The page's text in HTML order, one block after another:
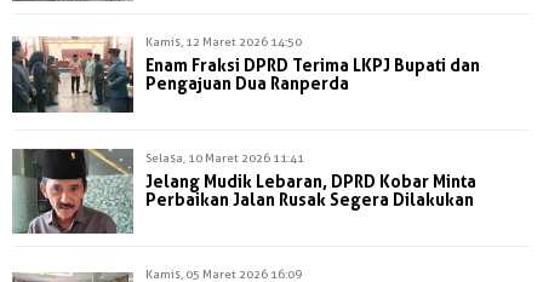
Kamis, 12 Maret 2026 14:50
Enam Fraksi DPRD Terima LKPJ Bupati dan
Pengajuan Dua Ranperda
Selasa, 10 Maret 2026 11:41
Jelang Mudik Lebaran, DPRD Kobar Minta
Perbaikan Jalan Rusak Segera Dilakukan
Kamis, 05 Maret 2026 16:09